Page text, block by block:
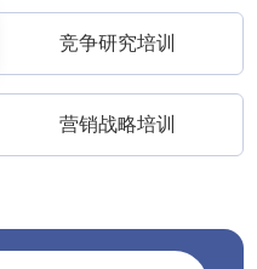
竞争研究培训
营销战略培训